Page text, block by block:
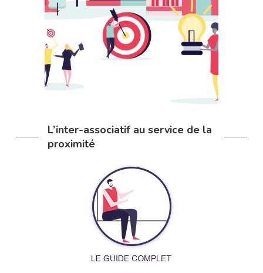
L’inter-associatif au service de la
proximité